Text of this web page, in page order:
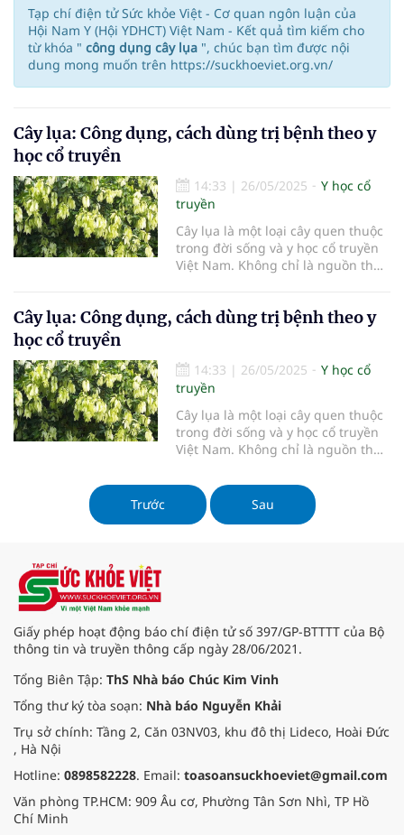
Tạp chí điện tử Sức khỏe Việt - Cơ quan ngôn luận của
Hội Nam Y (Hội YDHCT) Việt Nam - Kết quả tìm kiếm cho
từ khóa " công dụng cây lụa ", chúc bạn tìm được nội
dung mong muốn trên https://suckhoeviet.org.vn/
Cây lụa: Công dụng, cách dùng trị bệnh theo y
học cổ truyền
14:33 | 26/05/2025
Y học cổ
truyền
Cây lụa là một loại cây quen thuộc
trong đời sống và y học cổ truyền
Việt Nam. Không chỉ là nguồn thực
Trong bài viết này, chúng ta sẽ tìm
Cây lụa: Công dụng, cách dùng trị bệnh theo y
học cổ truyền
14:33 | 26/05/2025
Y học cổ
truyền
Cây lụa là một loại cây quen thuộc
trong đời sống và y học cổ truyền
Việt Nam. Không chỉ là nguồn thực
lại nhiều lợi ích sức khỏe đáng kể.
Trong bài viết này, chúng ta sẽ tìm
hiểu về công dụng, cách dùng cây
Trước Sau
Giấy phép hoạt động báo chí điện tử số 397/GP-BTTTT của Bộ
thông tin và truyền thông cấp ngày 28/06/2021.
Tổng Biên Tập: ThS Nhà báo Chúc Kim Vinh
Tổng thư ký tòa soạn: Nhà báo Nguyễn Khải
Trụ sở chính: Tầng 2, Căn 03NV03, khu đô thị Lideco, Hoài Đức
, Hà Nội
Hotline: 0898582228. Email: toasoansuckhoeviet@gmail.com
Văn phòng TP.HCM: 909 Âu cơ, Phường Tân Sơn Nhì, TP Hồ
Chí Minh